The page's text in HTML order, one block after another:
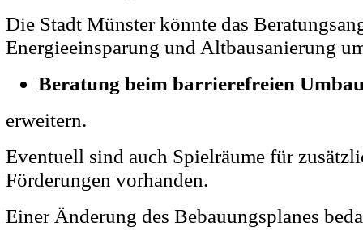
Die Stadt Münster könnte das
Energieeinsparung und Altbausanierung
Beratung beim barrierefreien
erweitern.
Eventuell sind auch Spielräume für
Förderungen vorhanden.
Einer Änderung des Bebauungsplanes